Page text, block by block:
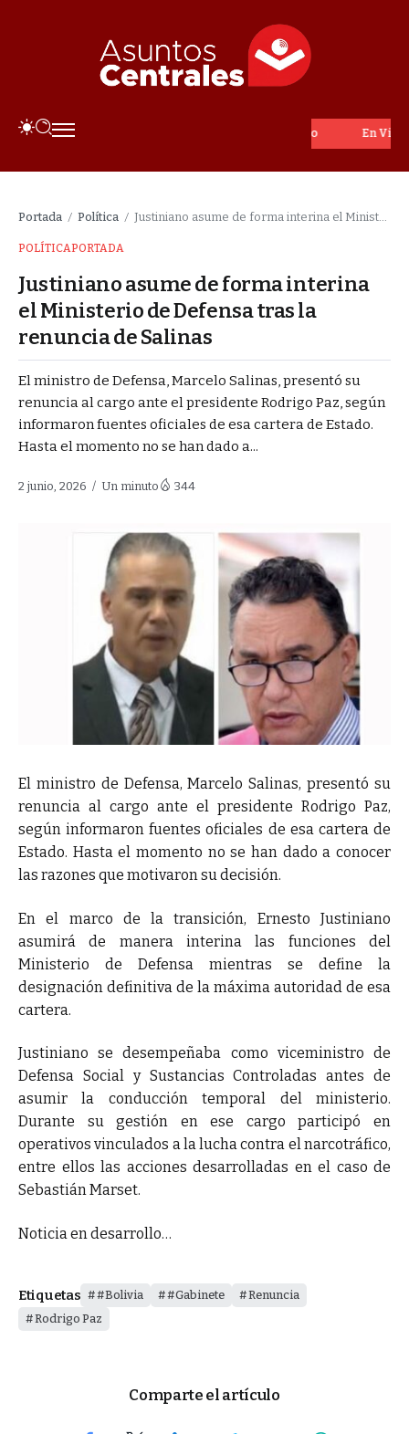
En Vivo
Portada / Política / Justiniano asume de forma interina el Ministerio de Defensa tras la renuncia de Salinas
POLÍTICAPORTADA
Justiniano asume de forma interina
el Ministerio de Defensa tras la
renuncia de Salinas
El ministro de Defensa, Marcelo Salinas, presentó su
renuncia al cargo ante el presidente Rodrigo Paz, según
informaron fuentes oficiales de esa cartera de Estado.
Hasta el momento no se han dado a...
2 junio, 2026 Un minuto 344
El ministro de Defensa, Marcelo Salinas, presentó su
renuncia al cargo ante el presidente Rodrigo Paz,
según informaron fuentes oficiales de esa cartera de
Estado. Hasta el momento no se han dado a conocer
las razones que motivaron su decisión.
En el marco de la transición, Ernesto Justiniano
asumirá de manera interina las funciones del
Ministerio de Defensa mientras se define la
designación definitiva de la máxima autoridad de esa
cartera.
Justiniano se desempeñaba como viceministro de
Defensa Social y Sustancias Controladas antes de
asumir la conducción temporal del ministerio.
Durante su gestión en ese cargo participó en
operativos vinculados a la lucha contra el narcotráfico,
entre ellos las acciones desarrolladas en el caso de
Sebastián Marset.
Noticia en desarrollo…
Etiquetas #Bolivia #Gabinete
Renuncia
Rodrigo Paz
Comparte el artículo